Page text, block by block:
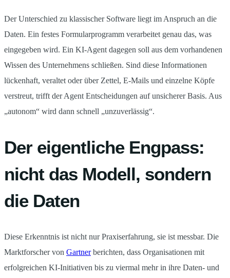
Der Unterschied zu klassischer Software liegt im Anspruch an die
Daten. Ein festes Formularprogramm verarbeitet genau das, was
eingegeben wird. Ein KI-Agent dagegen soll aus dem vorhandenen
Wissen des Unternehmens schließen. Sind diese Informationen
lückenhaft, veraltet oder über Zettel, E-Mails und einzelne Köpfe
verstreut, trifft der Agent Entscheidungen auf unsicherer Basis. Aus
„autonom“ wird dann schnell „unzuverlässig“.
Der eigentliche Engpass:
nicht das Modell, sondern
die Daten
Diese Erkenntnis ist nicht nur Praxiserfahrung, sie ist messbar. Die
Marktforscher von Gartnerberichten, dass Organisationen mit
erfolgreichen KI-Initiativen bis zu viermal mehr in ihre Daten- und